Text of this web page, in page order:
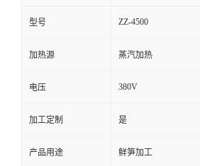
型号 ZZ-4500
加热源 蒸汽加热
电压 380V
加工定制 是
产品用途 鲜笋加工